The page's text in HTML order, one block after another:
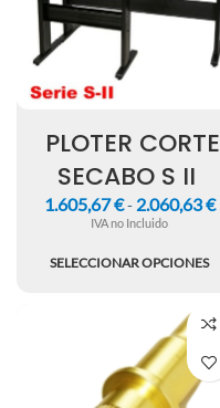
PLOTER CORTE
SECABO S II
1.605,67€ - 2.060,63€
IVA no Incluido
SELECCIONAR OPCIONES